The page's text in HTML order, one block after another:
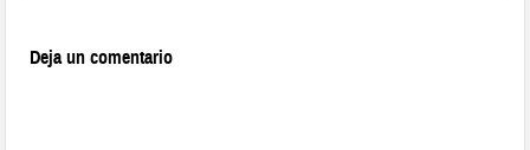
Deja un comentario